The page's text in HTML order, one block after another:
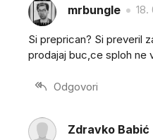
mrbungle 18.
Si preprican? Si preveril
prodajaj buc,ce sploh ne
Odgovori
Zdravko Babić